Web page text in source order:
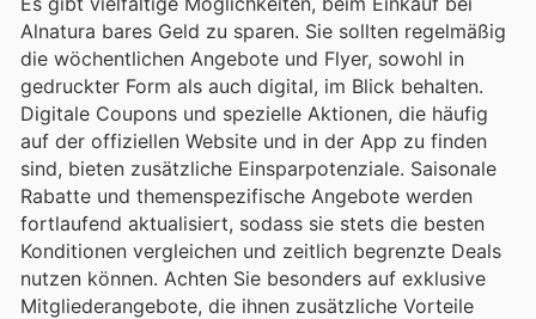
Alnatura bares Geld zu sparen. Sie sollten regelmäßig
die wöchentlichen Angebote und Flyer, sowohl in
gedruckter Form als auch digital, im Blick behalten.
Digitale Coupons und spezielle Aktionen, die häufig
auf der offiziellen Website und in der App zu finden
sind, bieten zusätzliche Einsparpotenziale. Saisonale
Rabatte und themenspezifische Angebote werden
fortlaufend aktualisiert, sodass sie stets die besten
Konditionen vergleichen und zeitlich begrenzte Deals
nutzen können. Achten Sie besonders auf exklusive
Mitgliederangebote, die ihnen zusätzliche Vorteile